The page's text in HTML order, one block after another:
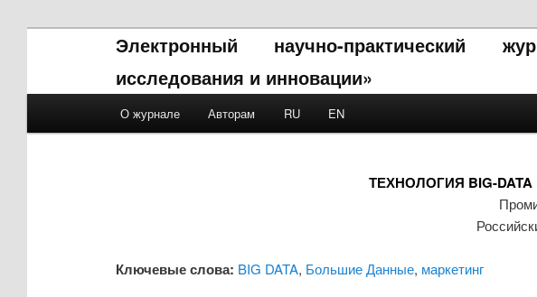
Электронный научно-практический
исследования и инновации»
Skip to primary content
Skip to secondary content
О журнале Авторам RU EN
ТЕХНОЛОГИЯ BIG-
Ключевые слова: BIG DATA, Большие Данные, маркетинг